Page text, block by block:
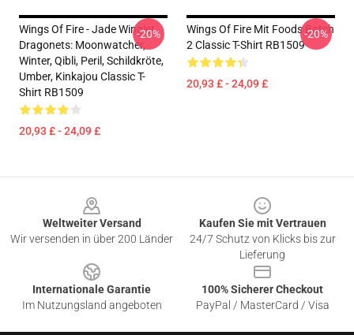
Wings Of Fire - Jade Winglet
Dragonets: Moonwatcher,
Winter, Qibli, Peril, Schildkröte,
Umber, Kinkajou Classic T-
Shirt RB1509
20,93 £ - 24,09 £
-20%
Wings Of Fire Mit Foods Batch
2 Classic T-Shirt RB1509
20,93 £ - 24,09 £
-20%
Weltweiter Versand
Wir versenden in über 200 Länder
Kaufen Sie mit Vertrauen
24/7 Schutz von Klicks bis zur
Lieferung
Internationale Garantie
Im Nutzungsland angeboten
100% Sicherer Checkout
PayPal / MasterCard / Visa